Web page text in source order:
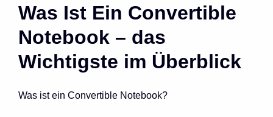
Was Ist Ein Convertible
Notebook – das
Wichtigste im Überblick
Was ist ein Convertible Notebook?